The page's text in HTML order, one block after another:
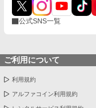
公式SNS一覧
ご利用について
利用規約
アルファコイン利用規約